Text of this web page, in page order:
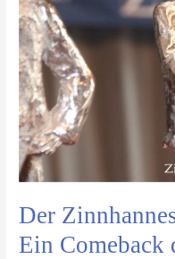
Der
Ein Comeback
Art